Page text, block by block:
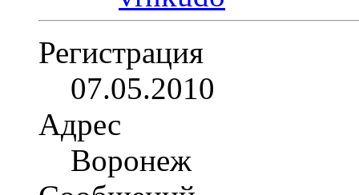
Регистрация
07.05.2010
Адрес
Воронеж